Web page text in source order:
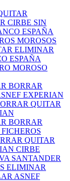
CIRBE SIN
ESPAÑA
MOROSOS
ELIMINAR
ESPAÑA
MOROSO
BORRAR
EXPERIAN
QUITAR
BORRAR
QUITAR
CIRBE
SANTANDER
ELIMINAR
ASNEF